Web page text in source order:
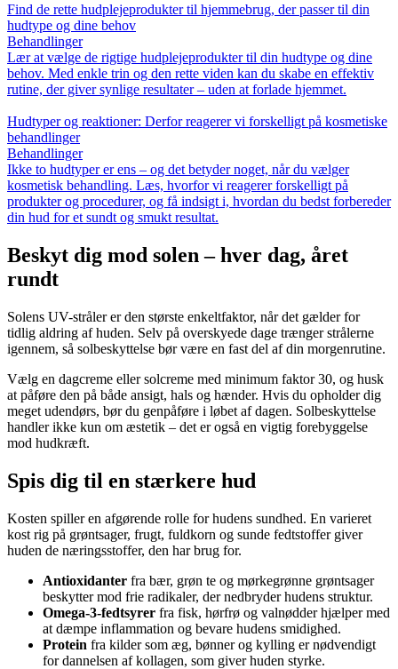
Find de rette hudplejeprodukter til hjemmebrug, der passer til din
hudtype og dine behov
Behandlinger
Lær at vælge de rigtige hudplejeprodukter til din hudtype og dine
behov. Med enkle trin og den rette viden kan du skabe en effektiv
rutine, der giver synlige resultater – uden at forlade hjemmet.
Hudtyper og reaktioner: Derfor reagerer vi forskelligt på kosmetiske
behandlinger
Behandlinger
Ikke to hudtyper er ens – og det betyder noget, når du vælger
kosmetisk behandling. Læs, hvorfor vi reagerer forskelligt på
produkter og procedurer, og få indsigt i, hvordan du bedst forbereder
din hud for et sundt og smukt resultat.
Beskyt dig mod solen – hver dag, året
rundt
Solens UV-stråler er den største enkeltfaktor, når det gælder for
tidlig aldring af huden. Selv på overskyede dage trænger strålerne
igennem, så solbeskyttelse bør være en fast del af din morgenrutine.
Vælg en dagcreme eller solcreme med minimum faktor 30, og husk
at påføre den på både ansigt, hals og hænder. Hvis du opholder dig
meget udendørs, bør du genpåføre i løbet af dagen. Solbeskyttelse
handler ikke kun om æstetik – det er også en vigtig forebyggelse
mod hudkræft.
Spis dig til en stærkere hud
Kosten spiller en afgørende rolle for hudens sundhed. En varieret
kost rig på grøntsager, frugt, fuldkorn og sunde fedtstoffer giver
huden de næringsstoffer, den har brug for.
Antioxidanter fra bær, grøn te og mørkegrønne grøntsager
beskytter mod frie radikaler, der nedbryder hudens struktur.
Omega-3-fedtsyrer fra fisk, hørfrø og valnødder hjælper med
at dæmpe inflammation og bevare hudens smidighed.
Protein fra kilder som æg, bønner og kylling er nødvendigt
for dannelsen af kollagen, som giver huden styrke.